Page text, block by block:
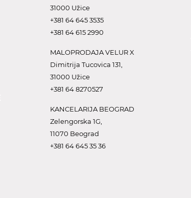
31000 Užice
+381 64 645 3535
+381 64 615 2990
MALOPRODAJA VELUR X
Dimitrija Tucovica 131,
31000 Užice
+381 64 8270527
KANCELARIJA BEOGRAD
Zelengorska 1G,
11070 Beograd
+381 64 645 35 36